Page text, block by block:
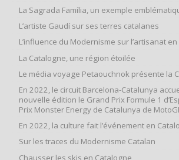
La Sagrada Família, un exemple
L’artiste Gaudí sur ses terres catalanes
L’influence du Modernisme sur l’artisanat
La Catalogne, une région étoilée
Le média voyage Petaouchnok présente la
En 2022, le circuit Barcelona-Catalunya
nouvelle édition le Grand Prix Formule 1
Prix Monster Energy de Catalunya de
En 2022, la culture fait l’événement en
Sur les traces du Modernisme Catalan
Chausser les skis en Catalogne